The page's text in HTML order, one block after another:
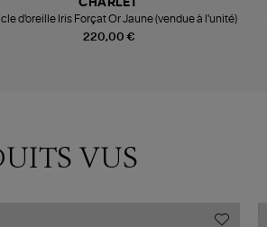
220,00 €
CHARLET
d'oreille Iris Forçat Or Jaune (vendue à l'unité)
VUS